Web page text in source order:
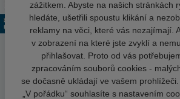
zážitkem. Abyste na našich stránkách
hledáte, ušetřili spoustu klikání a
reklamy na věci, které vás nezajímají.
v zobrazení na které jste zvyklí a
přihlašovat. Proto od vás
zpracováním souborů cookies -
se dočasně ukládají ve vašem
„V pořádku“ souhlasíte s nastavením